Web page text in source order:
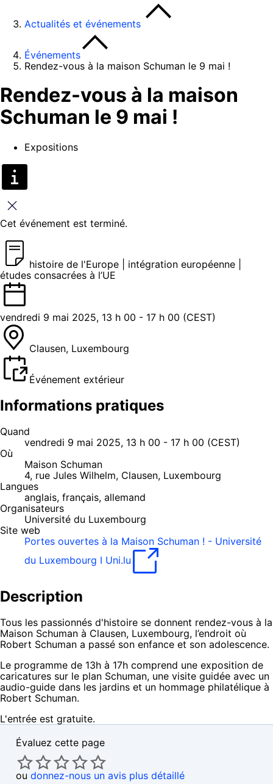
Actualités et événements
Événements
Rendez-vous à la maison Schuman le 9 mai !
Rendez-vous à la maison
Schuman le 9 mai !
Expositions
Fermer
Cet événement est terminé.
histoire de l'Europe | intégration européenne |
études consacrées à l’UE
vendredi 9 mai 2025, 13 h 00 - 17 h 00 (CEST)
Clausen, Luxembourg
Événement extérieur
Informations pratiques
Quand
vendredi 9 mai 2025, 13 h 00 - 17 h 00 (CEST)
Où
Maison Schuman
4, rue Jules Wilhelm, Clausen, Luxembourg
Langues
anglais, français, allemand
Organisateurs
Université du Luxembourg
Site web
Portes ouvertes à la Maison Schuman ! - Université
du Luxembourg I Uni.lu
Description
Tous les passionnés d'histoire se donnent rendez-vous à la
Maison Schuman à Clausen, Luxembourg, l’endroit où
Robert Schuman a passé son enfance et son adolescence.
Le programme de 13h à 17h comprend une exposition de
caricatures sur le plan Schuman, une visite guidée avec un
audio-guide dans les jardins et un hommage philatélique à
Robert Schuman.
L'entrée est gratuite.
Évaluez cette page
ou donnez-nous un avis plus détaillé